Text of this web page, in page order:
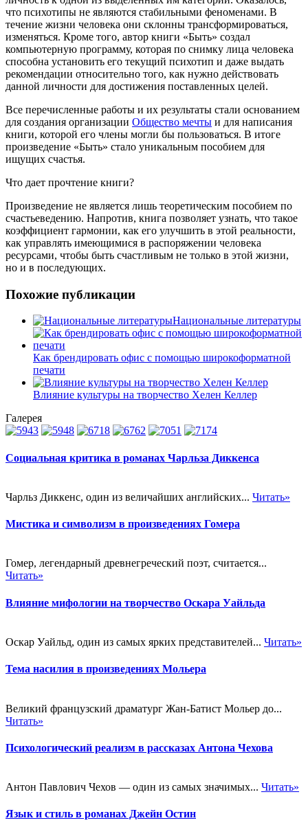
что психотипы не являются стабильными феноменами. В
течение жизни человека они склонны трансформироваться,
изменяться. Кроме того, автор книги «Быть» создал
компьютерную программу, которая по снимку лица человека
способна установить его текущий психотип и даже выдать
рекомендации относительно того, как нужно действовать
данной личности для достижения поставленных целей.
Все перечисленные работы и их результаты стали основанием
для создания организации Общество мечты и для написания
книги, которой его члены могли бы пользоваться. В итоге
произведение «Быть» стало уникальным пособием для
ищущих счастья.
Что дает прочтение книги?
Произведение не является лишь теоретическим пособием по
счастьеведению. Напротив, книга позволяет узнать, что такое
коэффициент гармонии, как его улучшить в этой реальности,
как управлять имеющимися в распоряжении человека
ресурсами, чтобы быть счастливым не только в этой жизни,
но и в последующих.
Похожие публикации
Национальные литературы
Как брендировать офис с помощью широкоформатной
печати
Влияние культуры на творчество Хелен Келлер
Галерея
Социальная критика в романах Чарльза Диккенса
Чарльз Диккенс, один из величайших английских... Читать»
Мистика и символизм в произведениях Гомера
Гомер, легендарный древнегреческий поэт, считается...
Читать»
Влияние мифологии на творчество Оскара Уайльда
Оскар Уайльд, один из самых ярких представителей... Читать»
Тема насилия в произведениях Мольера
Великий французский драматург Жан-Батист Мольер до...
Читать»
Психологический реализм в рассказах Антона Чехова
Антон Павлович Чехов — один из самых значимых... Читать»
Язык и стиль в романах Джейн Остин